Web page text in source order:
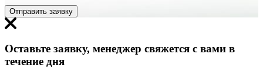
Отправить заявку
Оставьте заявку, менеджер свяжется с вами в
течение дня